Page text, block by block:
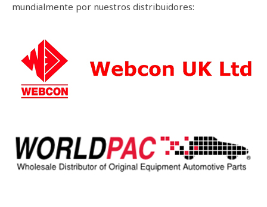
mundialmente por nuestros distribuidores: